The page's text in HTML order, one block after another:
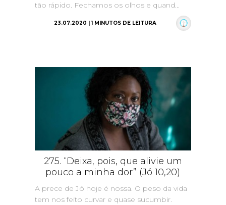
tão rápido. Fechamos os olhos e quand...
23.07.2020 | 1 MINUTOS DE LEITURA
275. “Deixa, pois, que alivie um
pouco a minha dor” (Jó 10,20)
A prece de Jó hoje é nossa. O peso da vida
tem nos feito curvar e quase sucumbir.